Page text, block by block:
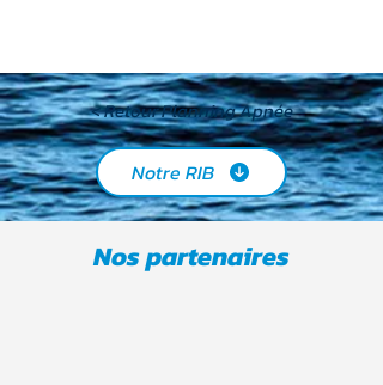
< Retour Planning Apnée
Notre RIB
Nos partenaires